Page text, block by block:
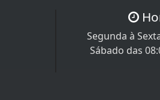
Segunda à
Sábado das